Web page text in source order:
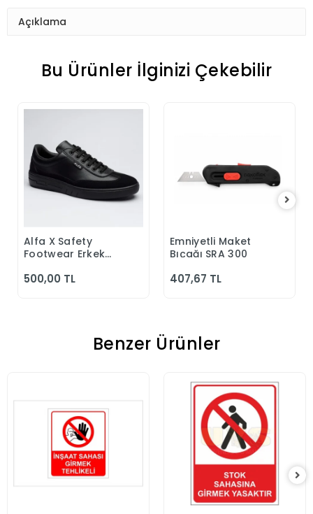
Açıklama
Bu Ürünler İlginizi Çekebilir
Sepete Ekle
Alfa X Safety
Footwear Erkek
Klasik Ayakkabı
500,00 TL
Sepete Ekle
Emniyetli Maket
Bıçağı SRA 300
407,67 TL
Benzer Ürünler